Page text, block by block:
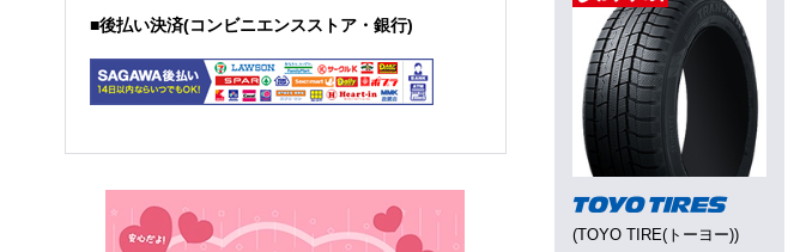
■後払い決済(コンビニエンスストア・銀行)
(TOYO TIRE(トーヨー))